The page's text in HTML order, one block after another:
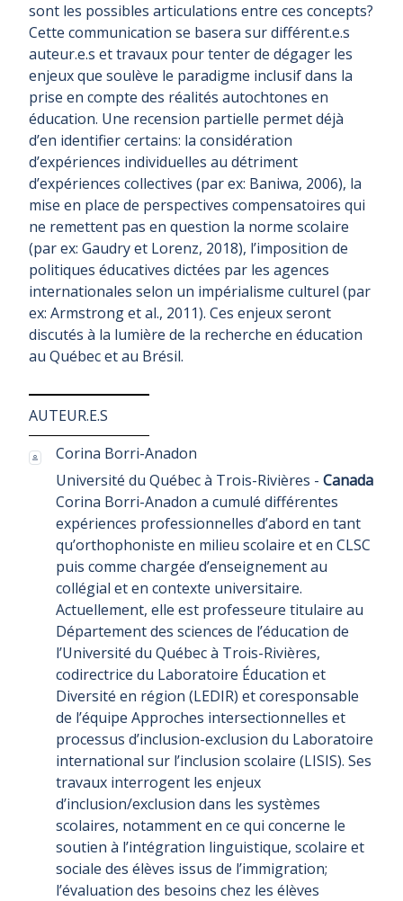
sont les possibles articulations entre ces concepts?
Cette communication se basera sur différent.e.s
auteur.e.s et travaux pour tenter de dégager les
enjeux que soulève le paradigme inclusif dans la
prise en compte des réalités autochtones en
éducation. Une recension partielle permet déjà
d’en identifier certains: la considération
d’expériences individuelles au détriment
d’expériences collectives (par ex: Baniwa, 2006), la
mise en place de perspectives compensatoires qui
ne remettent pas en question la norme scolaire
(par ex: Gaudry et Lorenz, 2018), l’imposition de
politiques éducatives dictées par les agences
internationales selon un impérialisme culturel (par
ex: Armstrong et al., 2011). Ces enjeux seront
discutés à la lumière de la recherche en éducation
au Québec et au Brésil.
AUTEUR.E.S
Corina Borri-Anadon
Université du Québec à Trois-Rivières -Canada
Corina Borri-Anadon a cumulé différentes
expériences professionnelles d’abord en tant
qu’orthophoniste en milieu scolaire et en CLSC
puis comme chargée d’enseignement au
collégial et en contexte universitaire.
Actuellement, elle est professeure titulaire au
Département des sciences de l’éducation de
l’Université du Québec à Trois-Rivières,
codirectrice du Laboratoire Éducation et
Diversité en région (LEDIR) et coresponsable
de l’équipe Approches intersectionnelles et
processus d’inclusion-exclusion du Laboratoire
international sur l’inclusion scolaire (LISIS). Ses
travaux interrogent les enjeux
d’inclusion/exclusion dans les systèmes
scolaires, notamment en ce qui concerne le
soutien à l’intégration linguistique, scolaire et
sociale des élèves issus de l’immigration;
l’évaluation des besoins chez les élèves